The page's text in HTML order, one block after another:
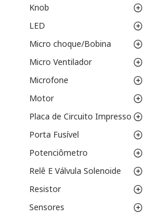
Knob
LED
Micro choque/Bobina
Micro Ventilador
Microfone
Motor
Placa de Circuito Impresso
Porta Fusível
Potenciômetro
Relê E Válvula Solenoide
Resistor
Sensores